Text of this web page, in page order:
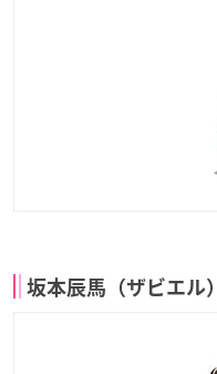
坂本辰馬（ザビエル）